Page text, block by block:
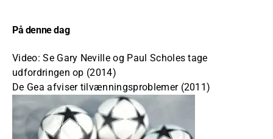
På denne dag
Video: Se Gary Neville og Paul Scholes tage
udfordringen op (2014)
De Gea afviser tilvænningsproblemer (2011)